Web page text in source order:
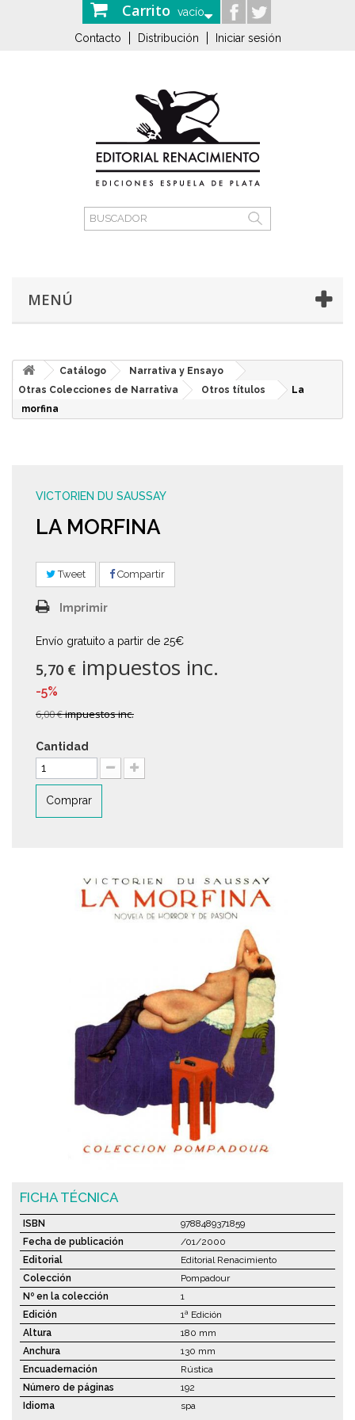
Carrito vacío
Contacto Distribución Iniciar sesión
MENÚ
Catálogo
Narrativa y Ensayo
Otras Colecciones de Narrativa
Otros títulos
La
morfina
VICTORIEN DU SAUSSAY
LA MORFINA
Tweet Compartir
Imprimir
Envío gratuito a partir de 25€
5,70 € impuestos inc.
-5%
6,00 €impuestos inc.
Cantidad
Comprar
FICHA TÉCNICA
ISBN
9788489371859
Fecha de publicación
/01/2000
Editorial
Editorial Renacimiento
Colección
Pompadour
Nº en la colección
1
Edición
1ª Edición
Altura
180 mm
Anchura
130 mm
Encuadernación
Rústica
Número de páginas
192
Idioma
spa